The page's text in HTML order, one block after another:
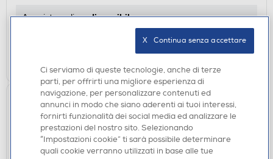
Acquisto online:disponibile
Ritiro in negozio in 30' gratuito:verifica
Hai bisogno di un
Ci serviamo di queste tecnologie, anche di terze
parti, per offrirti una migliore esperienza di
navigazione, per personalizzare contenuti ed
annunci in modo che siano aderenti ai tuoi interessi,
fornirti funzionalità dei social media ed analizzare le
prestazioni del nostro sito. Selezionando
“Impostazioni cookie” ti sarà possibile determinare
quali cookie verranno utilizzati in base alle tue
X   Continua senza accettare